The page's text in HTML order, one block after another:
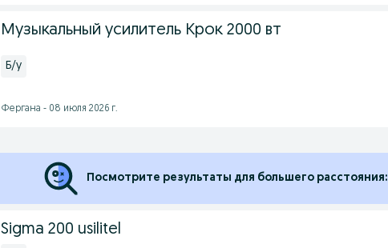
Музыкальный усилитель Крок 2000 вт
Б/у
Фергана - 08 июля 2026 г.
Посмотрите результаты для большего расстояния:
Sigma 200 usilitel